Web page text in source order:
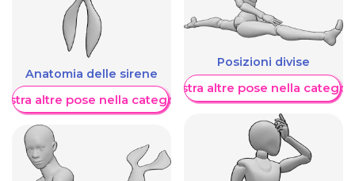
Anatomia delle sirene
altre pose nella categoria
Posizioni divise
Mostra altre pose nella